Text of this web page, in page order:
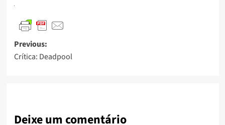
Previous:
Crítica: Deadpool
Deixe um comentário